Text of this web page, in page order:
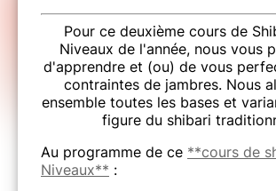
Pour ce deuxième cours de
Niveaux de l'année, nous vous
d'apprendre et (ou) de vous
contraintes de jambres. Nous
ensemble toutes les bases et
figure du shibari
Au programme de ce **cours de
Niveaux** :